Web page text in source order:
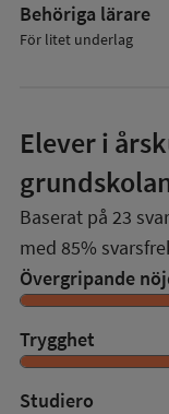
Behöriga lärare
För litet underlag
Elever i
Baserat på 23
med 85%
Övergripande
Trygghet
Studiero